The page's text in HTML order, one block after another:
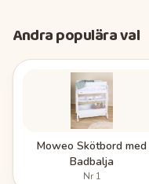
Andra populära val
Moweo Skötbord med
Badbalja
Nr1